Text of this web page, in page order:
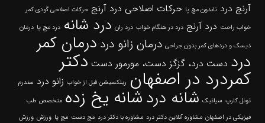
آرنج درد تاندون مچ پا حرکات اصلاحی درد آرنج حرکات اصلاحی گودی کمر
خواب راحت درد آرنج درد در هنگام خواب درد ران درد شانه درد مچ پا درمان
دیسک و دردهای کمر بدون جراحی درمان زانو درد درمان کمر
درد دست درد، گزگز دست، مورمور دست دکتر
کمردرد در اصفهان ریلکسیشن قبل از خواب زانو درد سندرم
تونل کارپ سیاتیک شانه دردشانه یخ زده متخصص طب
فیزیکی در اصفهان مشاوره آنلاین دکتر درد مشاوره با دکتر درد مچ دست مچ پا ورزش ورزش